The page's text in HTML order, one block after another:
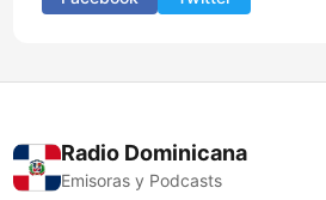
Radio Dominicana
Emisoras y Podcasts